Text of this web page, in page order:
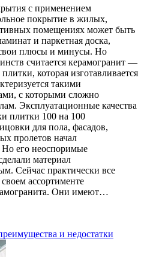
с применением
покрытие в жилых,
помещениях может быть
и паркетная доска,
плюсы и минусы. Но
считается керамогранит —
которая изготавливается
такими
с которыми сложно
Эксплуатационные качества
плитки 100 на 100
для пола, фасадов,
пролетов начал
Но его неоспоримые
материал
Сейчас практически все
ассортименте
Они имеют…
и недостатки